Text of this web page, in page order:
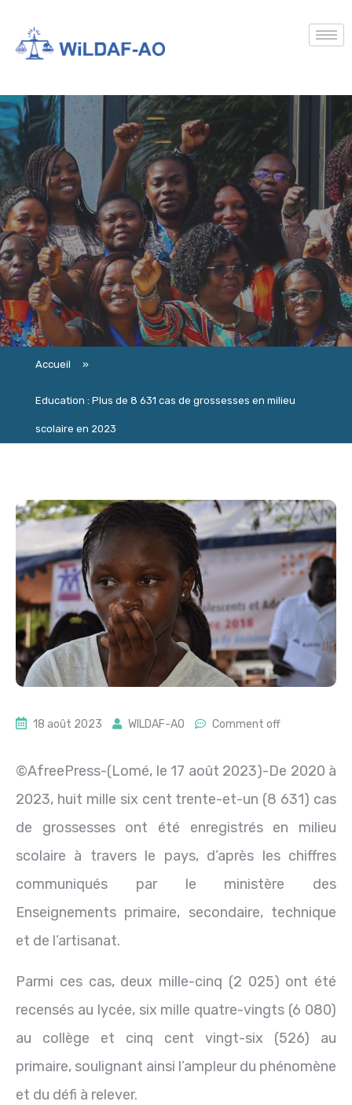
Accueil »
Education : Plus de 8 631 cas de grossesses en milieu
scolaire en 2023
18 août 2023 WILDAF-AO Comment off
©AfreePress-(Lomé, le 17 août 2023)-De 2020 à
2023, huit mille six cent trente-et-un (8 631) cas
de grossesses ont été enregistrés en milieu
scolaire à travers le pays, d’après les chiffres
communiqués par le ministère des
Enseignements primaire, secondaire, technique
et de l’artisanat.
Parmi ces cas, deux mille-cinq (2 025) ont été
recensés au lycée, six mille quatre-vingts (6 080)
au collège et cinq cent vingt-six (526) au
primaire, soulignant ainsi l’ampleur du phénomène
et du défi à relever.